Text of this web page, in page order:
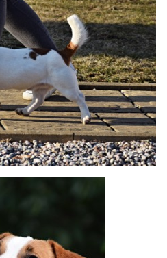
+ HUNTING